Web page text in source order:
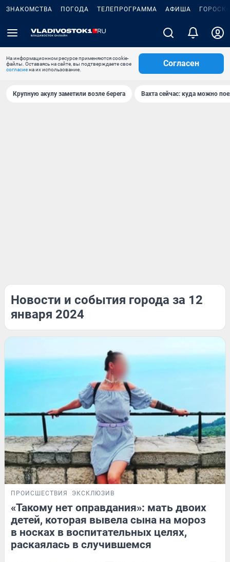
ЗНАКОМСТВА ПОГОДА ТЕЛЕПРОГРАММА АФИША
На информационном ресурсе применяются cookie-
файлы. Оставаясь на сайте, вы подтверждаете свое
согласиена их использование.
Согласен
Крупную акулу заметили возле берега Вахта сейчас: куда можно
Новости и события города за 12
января 2024
ПРОИСШЕСТВИЯ ЭКСКЛЮЗИВ
«Такому нет оправдания»: мать двоих
детей, которая вывела сына на мороз
в носках в воспитательных целях,
раскаялась в случившемся